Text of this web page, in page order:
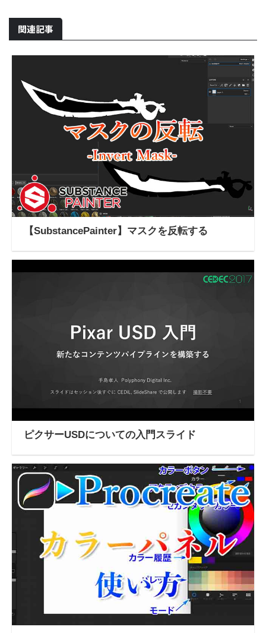
関連記事
【SubstancePainter】マスクを反転する
ピクサーUSDについての入門スライド